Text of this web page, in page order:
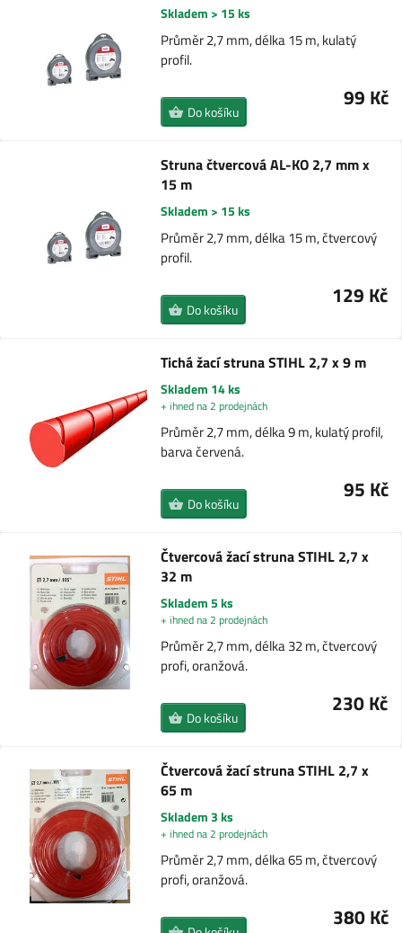
Skladem > 15 ks
Průměr 2,7 mm, délka 15 m, kulatý
profil.
99 Kč
Do košíku
Struna čtvercová AL-KO 2,7 mm x
15 m
Skladem > 15 ks
Průměr 2,7 mm, délka 15 m, čtvercový
profil.
129 Kč
Do košíku
Tichá žací struna STIHL 2,7 x 9 m
Skladem 14 ks
+ ihned na 2 prodejnách
Průměr 2,7 mm, délka 9 m, kulatý profil,
barva červená.
95 Kč
Do košíku
Čtvercová žací struna STIHL 2,7 x
32 m
Skladem 5 ks
+ ihned na 2 prodejnách
Průměr 2,7 mm, délka 32 m, čtvercový
profi, oranžová.
230 Kč
Do košíku
Čtvercová žací struna STIHL 2,7 x
65 m
Skladem 3 ks
+ ihned na 2 prodejnách
Průměr 2,7 mm, délka 65 m, čtvercový
profi, oranžová.
380 Kč